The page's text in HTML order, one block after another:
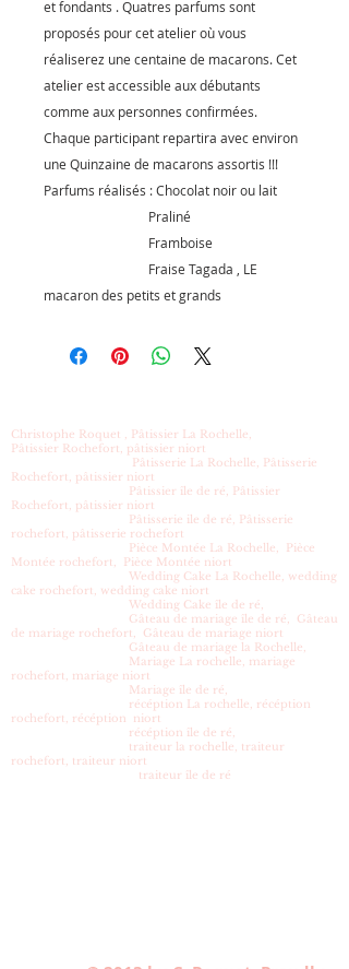
et fondants . Quatres parfums sont
proposés pour cet atelier où vous
réaliserez une centaine de macarons. Cet
atelier est accessible aux débutants
comme aux personnes confirmées.
Chaque participant repartira avec environ
une Quinzaine de macarons assortis !!!
Parfums réalisés : Chocolat noir ou lait
Praliné
Framboise
Fraise Tagada , LE
macaron des petits et grands
Christophe Roquet , Pâtissier La Rochelle,
Pâtissier Rochefort, pâtissier niort
Pâtisserie La Rochelle, Pâtisserie
Rochefort, pâtissier niort
Pâtissier île de ré, Pâtissier
Rochefort, pâtissier niort
Pâtisserie ile de ré, Pâtisserie
rochefort, pâtisserie rochefort
Pièce Montée La Rochelle, Pièce
Montée rochefort, Pièce Montée niort
Wedding Cake La Rochelle, wedding
cake rochefort, wedding cake niort
Wedding Cake île de ré,
Gâteau de mariage île de ré, Gâteau
de mariage rochefort, Gâteau de mariage niort
Gâteau de mariage la Rochelle,
Mariage La rochelle, mariage
rochefort, mariage niort
Mariage île de ré,
récéption La rochelle, récéption
rochefort, récéption niort
récéption île de ré,
traiteur la rochelle, traiteur
rochefort, traiteur niort
traiteur île de ré